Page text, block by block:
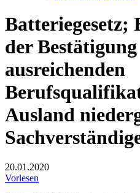
Batteriegesetz;
der
ausreichenden
Ausland
20.01.2020
Vorlesen